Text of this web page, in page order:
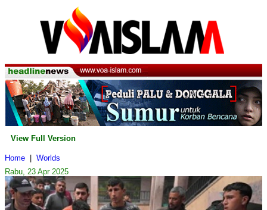
View Full Version
Home
Worlds
Rabu, 23 Apr 2025